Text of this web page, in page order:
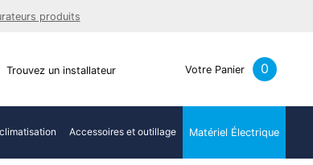
produits
Trouvez un installateur Votre Panier 0
Accessoires et outillage Matériel Électrique